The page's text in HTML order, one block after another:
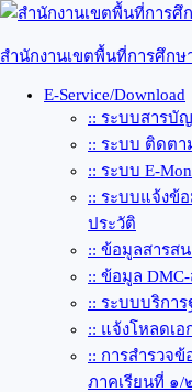
Skip
content
สำนักงานเขตพื้นที่การศึกษ
E-Service/Download
:: ระบบสารบั
:: ระบบ ติดตา
:: ระบบ E-
:: ระบบแจ้งข้
ประวัติ
:: ข้อมูลสารสน
:: ข้อมูล
:: ระบบบริกา
:: แจ้งโหลดเอ
:: การสำรวจ
ภาคเรียนที่ ๑